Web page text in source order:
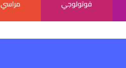
فوتولوجي مراسي